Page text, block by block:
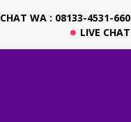
CHAT WA : 08133-4531-660
LIVE CHAT